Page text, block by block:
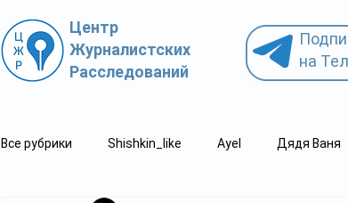
Центр
Журналистских
Расследований
на
Все рубрики Shishkin_like Ayel Дядя Ваня